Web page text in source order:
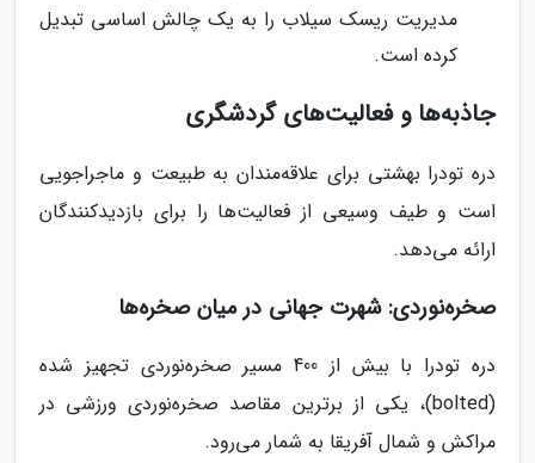
مدیریت ریسک سیلاب را به یک چالش اساسی تبدیل
کرده است.
جاذبه‌ها و فعالیت‌های گردشگری
دره تودرا بهشتی برای علاقه‌مندان به طبیعت و ماجراجویی
است و طیف وسیعی از فعالیت‌ها را برای بازدیدکنندگان
ارائه می‌دهد.
صخره‌نوردی: شهرت جهانی در میان صخره‌ها
دره تودرا با بیش از 400 مسیر صخره‌نوردی تجهیز شده
(bolted)، یکی از برترین مقاصد صخره‌نوردی ورزشی در
مراکش و شمال آفریقا به شمار می‌رود.